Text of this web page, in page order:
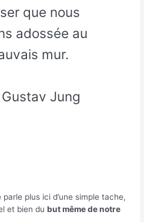
que nous
adossée au
mur.
Jung
plus ici d’une simple tache,
et bien dubut même de notre